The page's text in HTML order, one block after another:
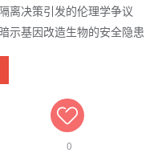
离决策引发的伦理学争议
示基因改造生物的安全隐患
0